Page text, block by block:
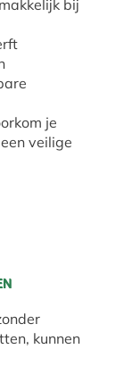
bij
je
veilige
kunnen